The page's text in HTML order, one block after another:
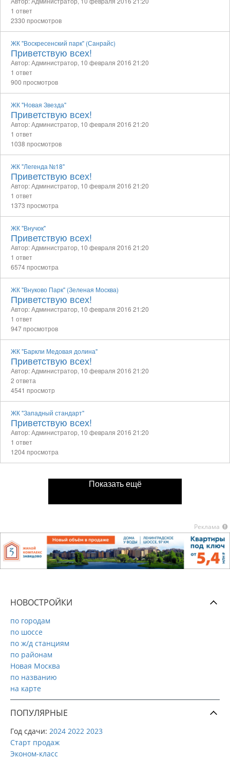
1 ответ
2330 просмотров
ЖК "Воскресенский парк" (Санрайс)
Приветствую всех!
Автор: Администратор, 10 февраля 2016 21:20
1 ответ
900 просмотров
ЖК "Новая Звезда"
Приветствую всех!
Автор: Администратор, 10 февраля 2016 21:20
1 ответ
1038 просмотров
ЖК "Легенда №18"
Приветствую всех!
Автор: Администратор, 10 февраля 2016 21:20
1 ответ
1373 просмотра
ЖК "Внучок"
Приветствую всех!
Автор: Администратор, 10 февраля 2016 21:20
1 ответ
6574 просмотра
ЖК "Внуково Парк" (Зеленая Москва)
Приветствую всех!
Автор: Администратор, 10 февраля 2016 21:20
1 ответ
947 просмотров
ЖК "Баркли Медовая долина"
Приветствую всех!
Автор: Администратор, 10 февраля 2016 21:20
2 ответа
4541 просмотр
ЖК "Западный стандарт"
Приветствую всех!
Автор: Администратор, 10 февраля 2016 21:20
1 ответ
1204 просмотра
Показать ещё
Реклама
НОВОСТРОЙКИ
по городам
по шоссе
по ж/д станциям
по районам
Новая Москва
по названию
на карте
ПОПУЛЯРНЫЕ
Год сдачи: 2024 2022 2023
Старт продаж
Эконом-класс